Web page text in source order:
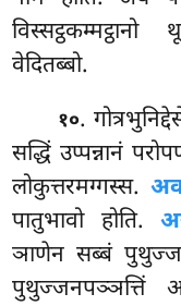
वेदितब्बो.
१०.
सद्धिं उप्पन्नानं
लोकुत्तरमग्गस्स.
पातुभावो होति.
ञाणेन सब्बं
पुथुज्जनपञ्ञत्तिं